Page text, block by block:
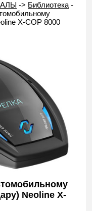
-> Библиотека -
X-COP 8000
Neoline X-